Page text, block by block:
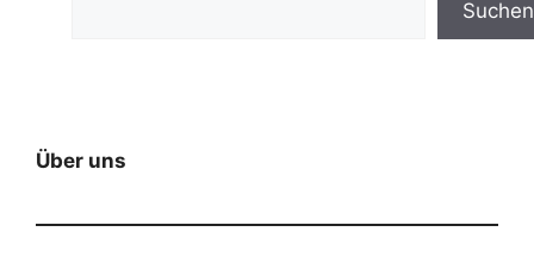
Suchen
Über uns